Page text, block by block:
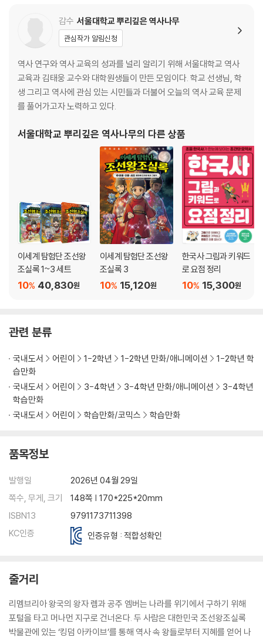
감수 서울대학교 뿌리깊은 역사나무
관심작가 알림신청
역사 연구와 역사 교육의 성과를 널리 알리기 위해 서울대학교 역사
교육과 김태웅 교수와 대학원생들이 만든 모임이다. 학교 선생님, 학
생 그리고 역사에 관심 있는 시민들과 더불어 오늘의 역사 교육 문제
를 풀어가고자 노력하고 있다.
서울대학교 뿌리깊은 역사나무의 다른 상품
이세계 탐험단 조선왕
조실록 1~3 세트
40,830원
10%
이세계 탐험단 조선왕
조실록 3
15,120원
10%
한국사 그림과 키워드
로 요점 정리
15,300원
10%
관련 분류
국내도서 어린이 1-2학년 1-2학년 만화/애니메이션
1-2학년 학
습만화
국내도서
어린이 3-4학년 3-4학년 만화/애니메이션
3-4학년
학습만화
국내도서
어린이 학습만화/코믹스 학습만화
품목정보
발행일
2026년 04월 29일
쪽수, 무게, 크기
148쪽 | 170*225*20mm
ISBN13
9791173711398
KC인증
인증유형 : 적합성확인
줄거리
리멤브리아 왕국의 왕자 렘과 공주 엠버는 나라를 위기에서 구하기 위해
포털을 타고 머나먼 지구로 건너온다. 두 사람은 대한민국 조선왕조실록
박물관에 있는 ‘킹덤 아카이브’를 통해 역사 속 왕들로부터 지혜를 얻어 나